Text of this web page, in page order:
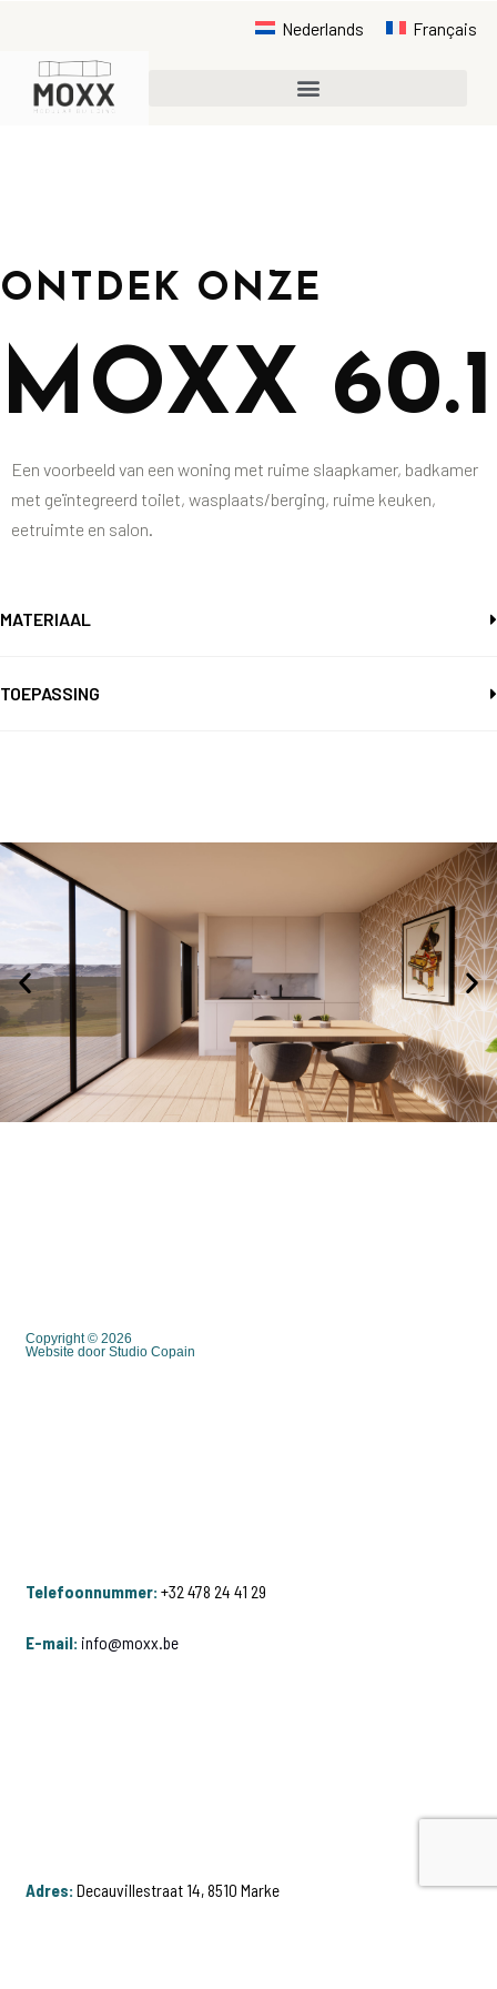
Nederlands Français
ONTDEK ONZE
MOXX 60.1
Een voorbeeld van een woning met ruime slaapkamer, badkamer
met geïntegreerd toilet, wasplaats/berging, ruime keuken,
eetruimte en salon.
MATERIAAL
TOEPASSING
Adres:Decauvillestraat 14, 8510 Marke
Telefoonnummer:+32 478 24 41 29
E-mail: info@moxx.be
Copyright © 2026
Website door Studio Copain